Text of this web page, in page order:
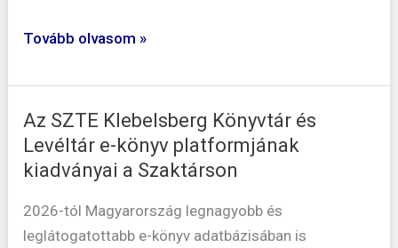
Tovább olvasom »
Az SZTE Klebelsberg Könyvtár és
Levéltár e-könyv platformjának
kiadványai a Szaktárson
2026-tól Magyarország legnagyobb és
leglátogatottabb e-könyv adatbázisában is
Az
SZTE
Klebelsberg
és